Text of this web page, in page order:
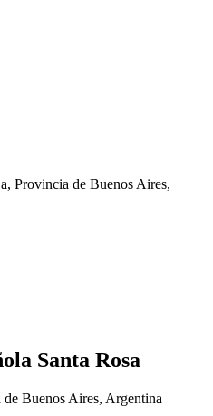
Provincia de Buenos Aires,
Santa Rosa
Buenos Aires, Argentina